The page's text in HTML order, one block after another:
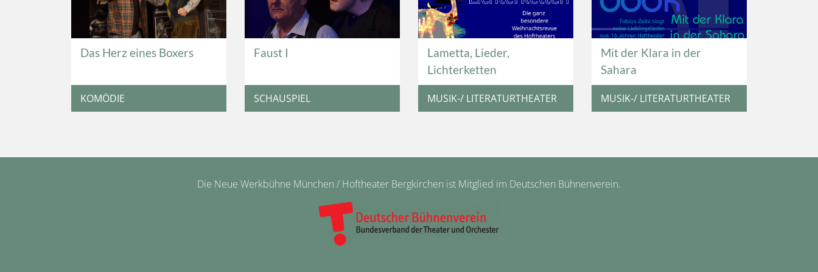
Das Herz eines Boxers
KOMÖDIE
Faust I
SCHAUSPIEL
Lametta, Lieder,
Lichterketten
MUSIK-/ LITERATURTHEATER
Mit der Klara in der
Sahara
MUSIK-/ LITERATURTHEATER
Die Neue Werkbühne München / Hoftheater Bergkirchen ist Mitglied im Deutschen Bühnenverein.